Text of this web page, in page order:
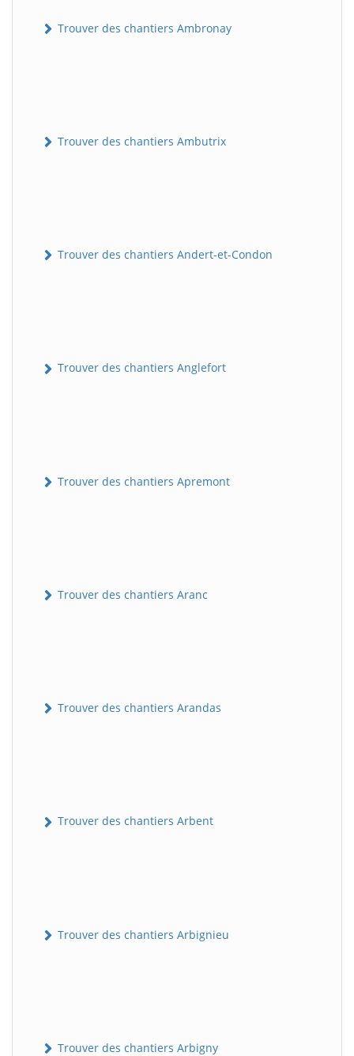
Trouver des chantiers Ambronay
Trouver des chantiers Ambutrix
Trouver des chantiers Andert-et-Condon
Trouver des chantiers Anglefort
Trouver des chantiers Apremont
Trouver des chantiers Aranc
Trouver des chantiers Arandas
Trouver des chantiers Arbent
Trouver des chantiers Arbignieu
Trouver des chantiers Arbigny